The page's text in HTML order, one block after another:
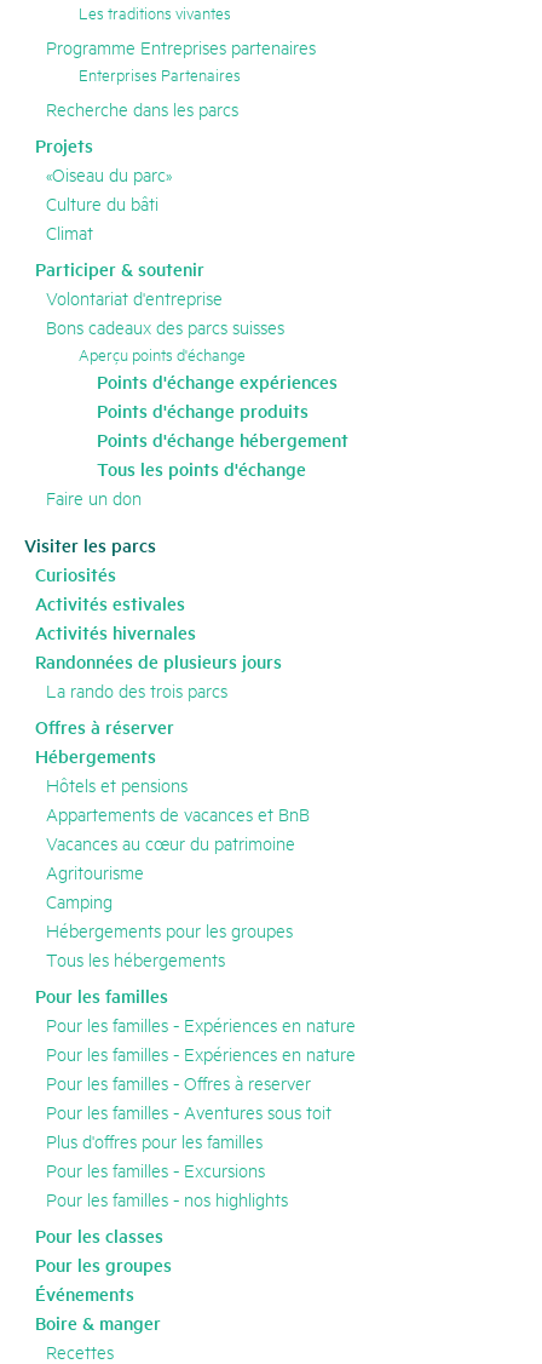
Les traditions vivantes
Programme Entreprises partenaires
Enterprises Partenaires
Recherche dans les parcs
Projets
«Oiseau du parc»
Culture du bâti
Climat
Participer & soutenir
Volontariat d'entreprise
Bons cadeaux des parcs suisses
Aperçu points d'échange
Points d'échange expériences
Points d'échange produits
Points d'échange hébergement
Tous les points d'échange
Faire un don
Visiter les parcs
Curiosités
Activités estivales
Activités hivernales
Randonnées de plusieurs jours
La rando des trois parcs
Offres à réserver
Hébergements
Hôtels et pensions
Appartements de vacances et BnB
Vacances au cœur du patrimoine
Agritourisme
Camping
Hébergements pour les groupes
Tous les hébergements
Pour les familles
Pour les familles - Expériences en nature
Pour les familles - Expériences en nature
Pour les familles - Offres à reserver
Pour les familles - Aventures sous toit
Plus d'offres pour les familles
Pour les familles - Excursions
Pour les familles - nos highlights
Pour les classes
Pour les groupes
Événements
Boire & manger
Recettes